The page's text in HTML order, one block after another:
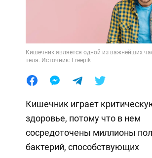
Кишечник является одной из важнейших
тела. Источник: Freepik
Кишечник играет
здоровье, потому что в нем
сосредоточены миллионы
бактерий, способствующих